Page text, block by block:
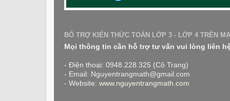
BỔ TRỢ KIẾN THỨC TOÁN LỚP 3 - LỚP 4 TRÊN
Mọi thông tin cần hỗ trợ tư vấn vui lòng liên
- Điện thoại: 0948.228.325 (Cô Trang)
- Email: Nguyentrangmath@gmail.com
- Website: www.nguyentrangmath.com